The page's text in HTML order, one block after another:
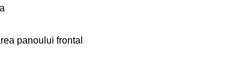
panoului frontal